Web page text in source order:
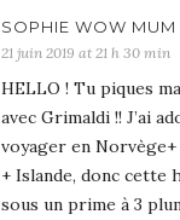
SOPHIE WOW MUM
21 juin 2019 at 21 h 30 min
HELLO ! Tu piques
avec Grimaldi !! J’ai
voyager en
+ Islande, donc cette
sous un prime à 3